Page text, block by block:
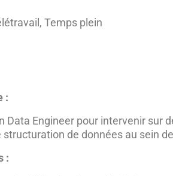
Temps plein
:
Data Engineer pour intervenir sur
de données au sein
: